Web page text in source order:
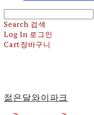
Search 검색
Log In 로그인
Cart장바구니
젊은달와이파크